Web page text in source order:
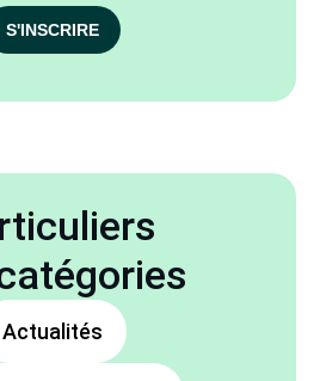
S'INSCRIRE
Actualités